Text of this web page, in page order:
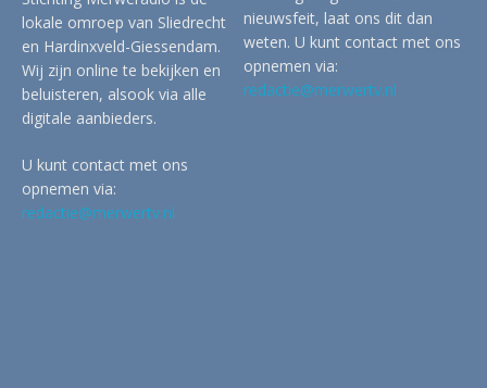
lokale omroep van Sliedrecht
en Hardinxveld-Giessendam.
Wij zijn online te bekijken en
beluisteren, alsook via alle
digitale aanbieders.
U kunt contact met ons
opnemen via:
redactie@merwertv.nl
nieuwsfeit, laat ons dit dan
weten. U kunt contact met ons
opnemen via:
redactie@merwertv.nl